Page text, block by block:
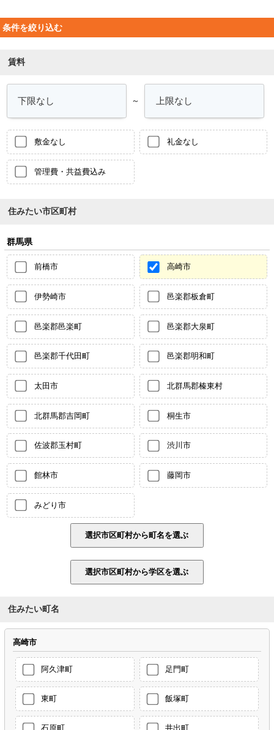
条件を絞り込む
賃料
～
敷金なし 礼金なし
管理費・共益費込み
住みたい市区町村
群馬県
前橋市 高崎市
伊勢崎市 邑楽郡板倉町
邑楽郡邑楽町 邑楽郡大泉町
邑楽郡千代田町 邑楽郡明和町
太田市 北群馬郡榛東村
北群馬郡吉岡町 桐生市
佐波郡玉村町 渋川市
館林市 藤岡市
みどり市
住みたい町名
高崎市
阿久津町 足門町
東町 飯塚町
石原町 井出町